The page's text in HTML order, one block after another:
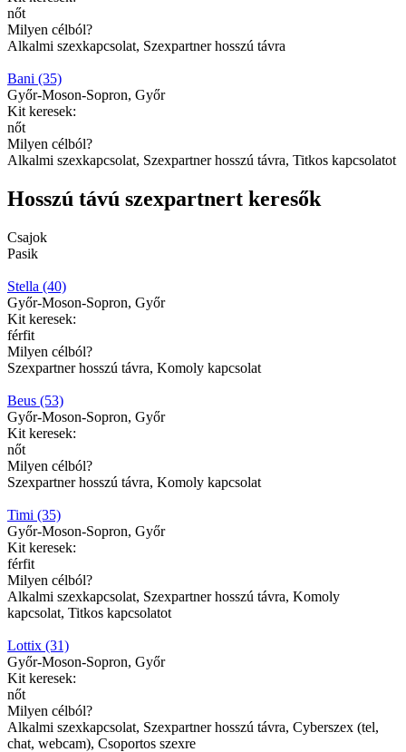
nőt
Milyen célból?
Alkalmi szexkapcsolat, Szexpartner hosszú távra
Bani (35)
Győr-Moson-Sopron, Győr
Kit keresek:
nőt
Milyen célból?
Alkalmi szexkapcsolat, Szexpartner hosszú távra, Titkos kapcsolatot
Hosszú távú szexpartnert keresők
Csajok
Pasik
Stella (40)
Győr-Moson-Sopron, Győr
Kit keresek:
férfit
Milyen célból?
Szexpartner hosszú távra, Komoly kapcsolat
Beus (53)
Győr-Moson-Sopron, Győr
Kit keresek:
nőt
Milyen célból?
Szexpartner hosszú távra, Komoly kapcsolat
Timi (35)
Győr-Moson-Sopron, Győr
Kit keresek:
férfit
Milyen célból?
Alkalmi szexkapcsolat, Szexpartner hosszú távra, Komoly
kapcsolat, Titkos kapcsolatot
Lottix (31)
Győr-Moson-Sopron, Győr
Kit keresek:
nőt
Milyen célból?
Alkalmi szexkapcsolat, Szexpartner hosszú távra, Cyberszex (tel,
chat, webcam), Csoportos szexre